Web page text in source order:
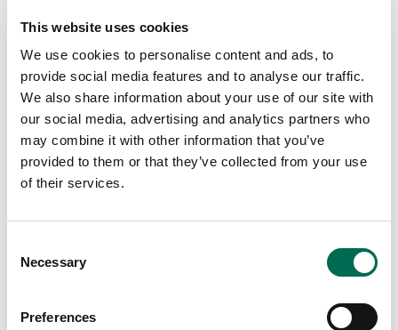
This website uses cookies
We use cookies to personalise content and ads, to
provide social media features and to analyse our traffic.
We also share information about your use of our site with
our social media, advertising and analytics partners who
may combine it with other information that you’ve
provided to them or that they’ve collected from your use
of their services.
Selection
Necessary
Preferences
Chef's Cut
Nordisk kålmix